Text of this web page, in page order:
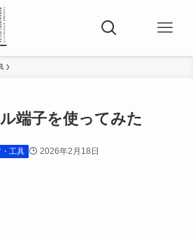
端子を使ってみた
工具 2026年2月18日